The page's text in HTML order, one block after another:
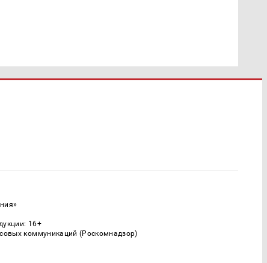
16+
коммуникаций (Роскомнадзор)